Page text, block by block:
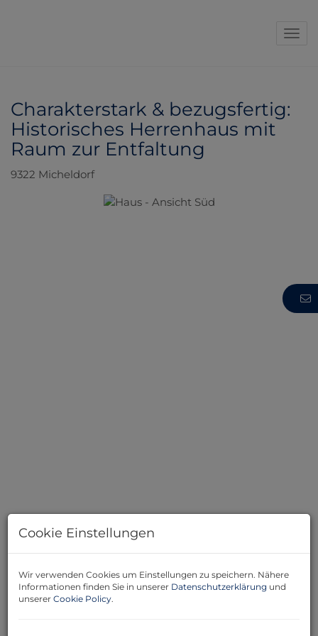
Charakterstark & bezugsfertig:
Historisches Herrenhaus mit
Raum zur Entfaltung
9322 Micheldorf
Beschreibung
Cookie Einstellungen
Wir verwenden Cookies um Einstellungen zu speichern. Nähere
Informationen finden Sie in unserer Datenschutzerklärung und
unserer Cookie Policy.